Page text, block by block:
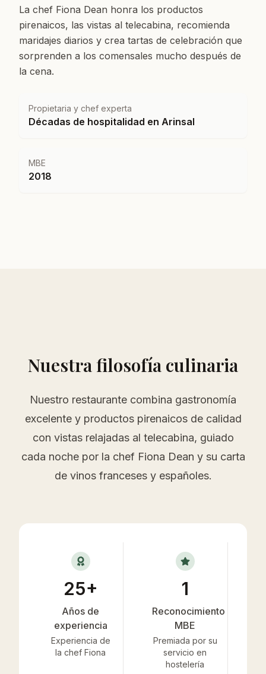
La chef Fiona Dean honra los productos
pirenaicos, las vistas al telecabina, recomienda
maridajes diarios y crea tartas de celebración que
sorprenden a los comensales mucho después de
la cena.
Propietaria y chef experta
Décadas de hospitalidad en Arinsal
MBE
2018
Nuestra filosofía culinaria
Nuestro restaurante combina gastronomía
excelente y productos pirenaicos de calidad
con vistas relajadas al telecabina, guiado
cada noche por la chef Fiona Dean y su carta
de vinos franceses y españoles.
25+
Años de
experiencia
Experiencia de
la chef Fiona
1
Reconocimiento
MBE
Premiada por su
servicio en
hostelería